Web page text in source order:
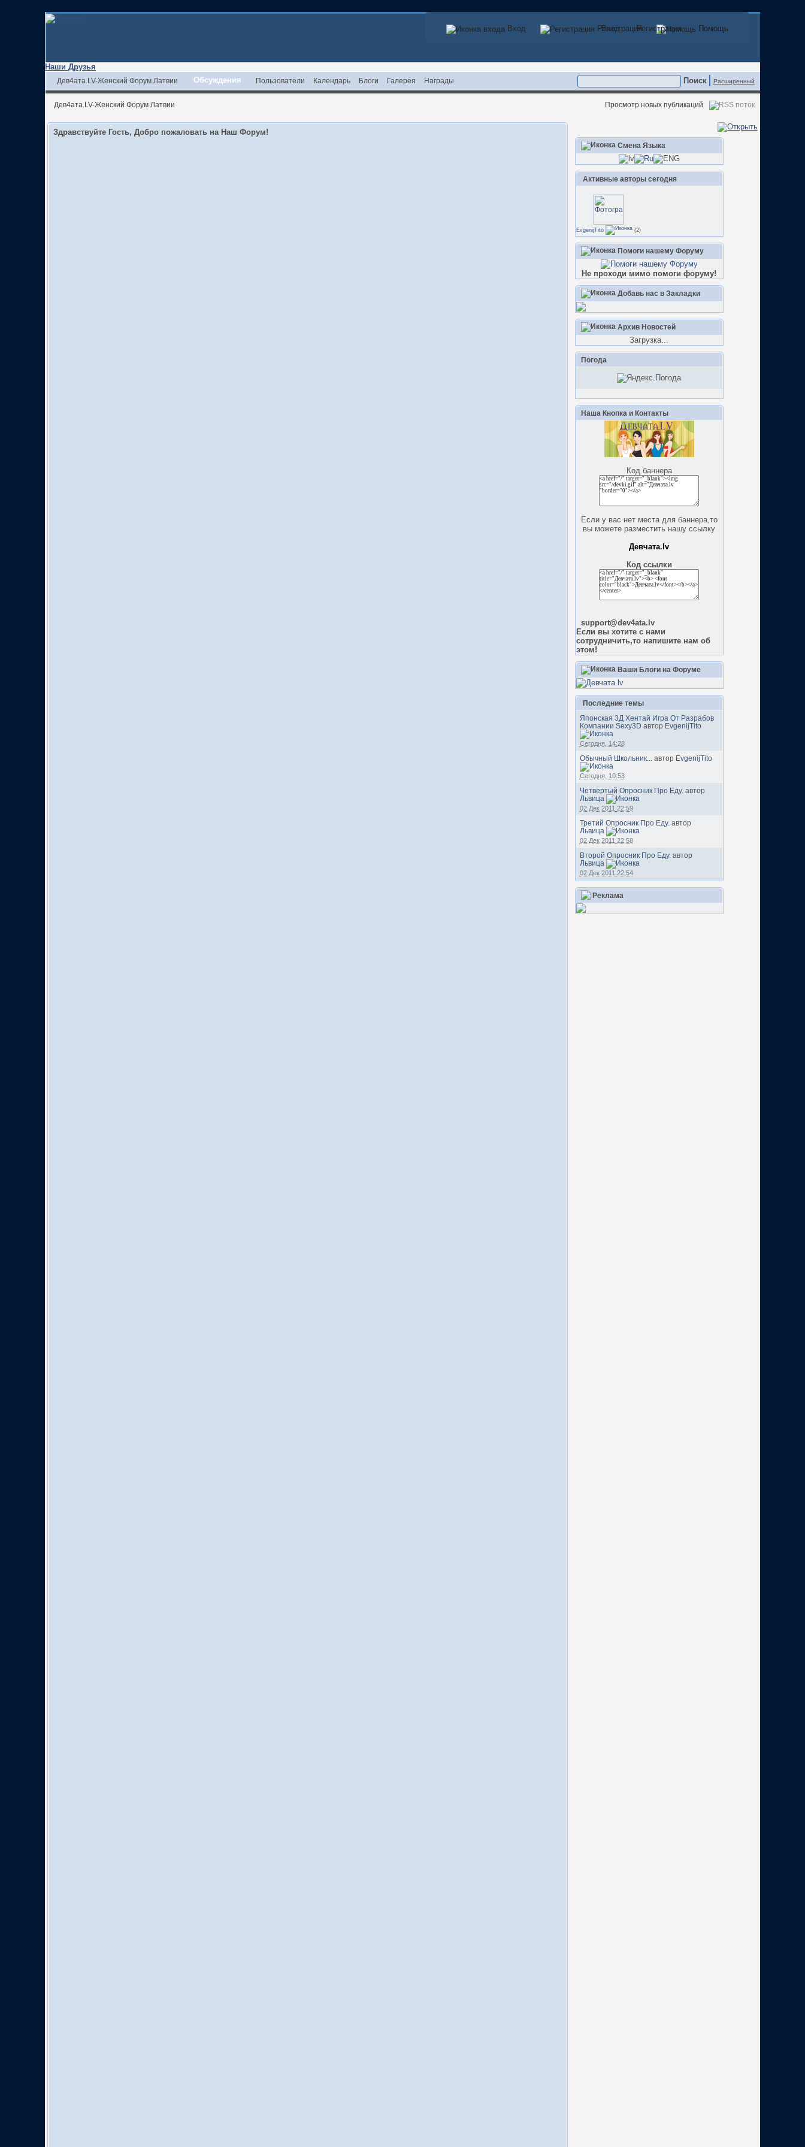
Вход Регистрация Помощь
Вход Регистрация Помощь
Наши Друзья
Расширенный
Дев4ата.LV-Женский Форум Латвии Обсуждения Пользователи Календарь Блоги Галерея Награды
Дев4ата.LV-Женский Форум Латвии Просмотр новых публикаций
Смена Языка
Активные авторы сегодня
EvgenijTito (2)
Помоги нашему Форуму
Не проходи мимо помоги форуму!
Добавь нас в Закладки
Архив Новостей
Загрузка...
Погода
Наша Кнопка и Контакты
Код баннера
Если у вас нет места для баннера,то
вы можете разместить нашу ссылку
Девчата.lv
Код ссылки
support@dev4ata.lv
Если вы хотите с нами
сотрудничить,то напишите нам об
этом!
Ваши Блоги на Форуме
Последние темы
Японская 3Д Хентай Игра От Разрабов
Компании Sexy3D автор EvgenijTito
Сегодня, 14:28
Обычный Школьник... автор EvgenijTito
Сегодня, 10:53
Четвертый Опросник Про Еду. автор
Львица
02 Дек 2011 22:59
Третий Опросник Про Еду. автор
Львица
02 Дек 2011 22:58
Второй Опросник Про Еду. автор
Львица
02 Дек 2011 22:54
Реклама
Здравствуйте Гость, Добро пожаловать на Наш Форум!